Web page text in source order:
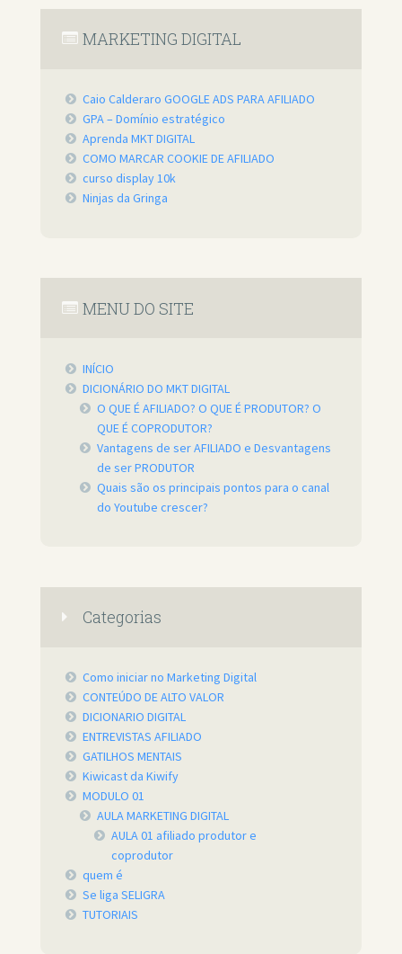
MARKETING DIGITAL
Caio Calderaro GOOGLE ADS PARA AFILIADO
GPA – Domínio estratégico
Aprenda MKT DIGITAL
COMO MARCAR COOKIE DE AFILIADO
curso display 10k
Ninjas da Gringa
MENU DO SITE
INÍCIO
DICIONÁRIO DO MKT DIGITAL
O QUE É AFILIADO? O QUE É PRODUTOR? O
QUE É COPRODUTOR?
Vantagens de ser AFILIADO e Desvantagens
de ser PRODUTOR
Quais são os principais pontos para o canal
do Youtube crescer?
Categorias
Como iniciar no Marketing Digital
CONTEÚDO DE ALTO VALOR
DICIONARIO DIGITAL
ENTREVISTAS AFILIADO
GATILHOS MENTAIS
Kiwicast da Kiwify
MODULO 01
AULA MARKETING DIGITAL
AULA 01 afiliado produtor e
coprodutor
quem é
Se liga SELIGRA
TUTORIAIS